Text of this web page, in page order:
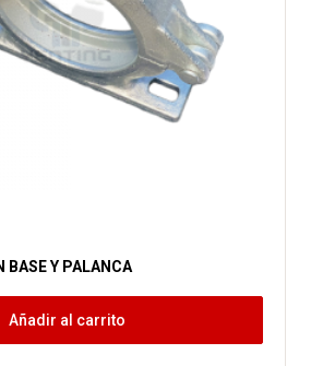
BASE Y PALANCA
Añadir al carrito